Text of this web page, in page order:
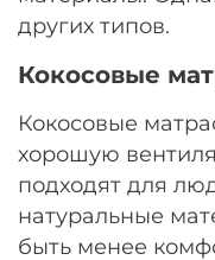
других типов.
Кокосовые
Кокосовые
хорошую
подходят для
натуральные
быть менее